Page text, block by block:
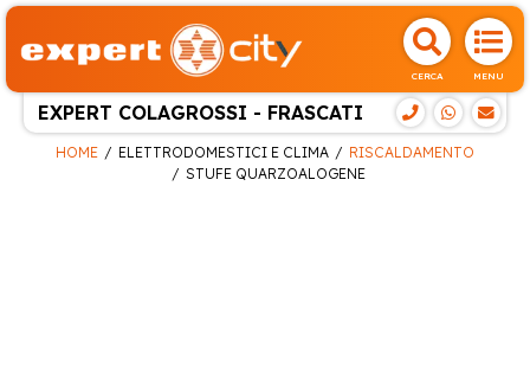
CERCA MENU
EXPERT COLAGROSSI - FRASCATI
HOME ELETTRODOMESTICI E CLIMA
RISCALDAMENTO
STUFE QUARZOALOGENE